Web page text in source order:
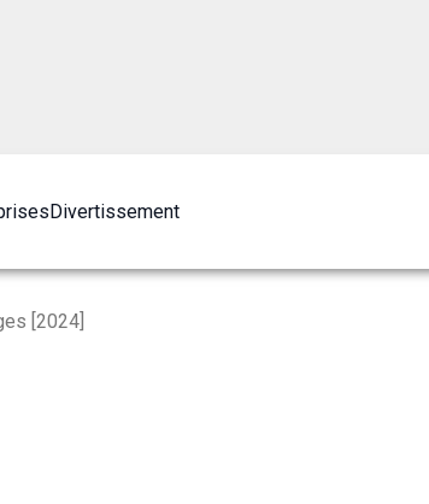
Divertissement
[2024]